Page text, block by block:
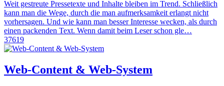
Weit gestreute Pressetexte und Inhalte bleiben im Trend. Schließlich
kann man die Wege, durch die man aufmerksamkeit erlangt nicht
vorhersagen. Und wie kann man besser Interesse wecken, als durch
einen packenden Text. Wenn damit beim Leser schon gle…
37619
Web-Content & Web-System